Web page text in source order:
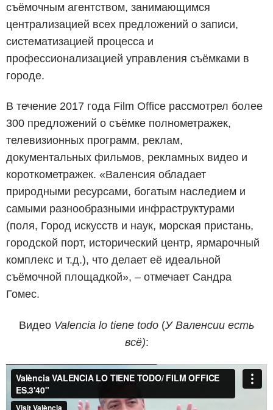
съёмочным агентством, занимающимся
централизацией всех предложений о записи,
систематизацией процесса и
профессионализацией управления съёмками в
городе.
В течение 2017 года Film Office рассмотрел более
300 предложений о съёмке полнометражек,
телевизионных программ, реклам,
документальных фильмов, рекламных видео и
короткометражек. «Валенсия обладает
природными ресурсами, богатым наследием и
самыми разнообразными инфраструктурами
(поля, Город искусств и наук, морская пристань,
городской порт, исторический центр, ярмарочный
комплекс и т.д.), что делает её идеальной
съёмочной площадкой», – отмечает Сандра
Гомес.
Видео Valencia lo tiene todo (У Валенсии есть
всё):